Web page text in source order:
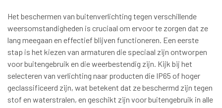
Het beschermen van buitenverlichting tegen verschillende
weersomstandigheden is cruciaal om ervoor te zorgen dat ze
lang meegaan en effectief blijven functioneren. Een eerste
stap is het kiezen van armaturen die speciaal zijn ontworpen
voor buitengebruik en die weerbestendig zijn. Kijk bij het
selecteren van verlichting naar producten die IP65 of hoger
geclassificeerd zijn, wat betekent dat ze beschermd zijn tegen
stof en waterstralen, en geschikt zijn voor buitengebruik in alle